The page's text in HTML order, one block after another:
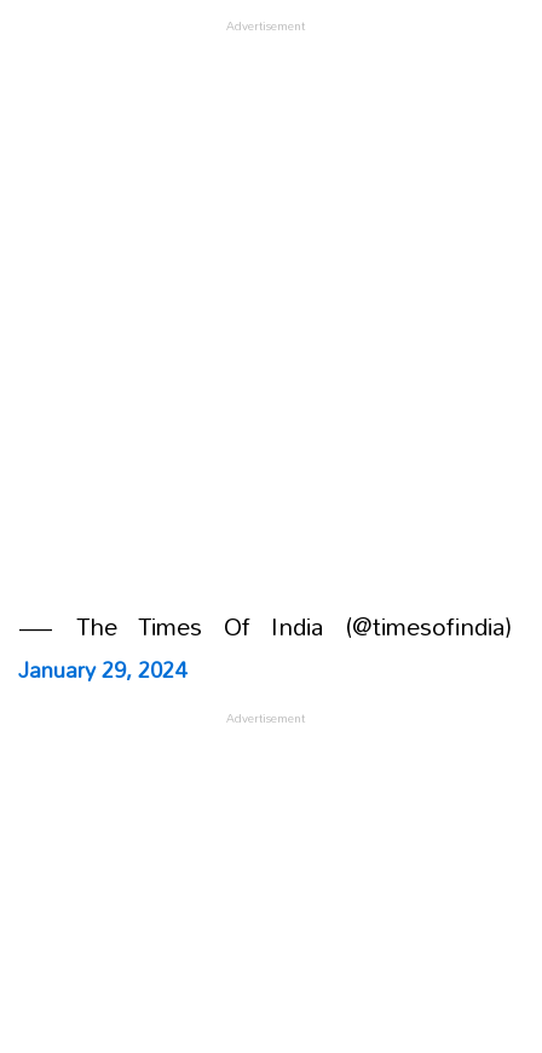
— The Times Of India (@timesofindia)
January 29, 2024